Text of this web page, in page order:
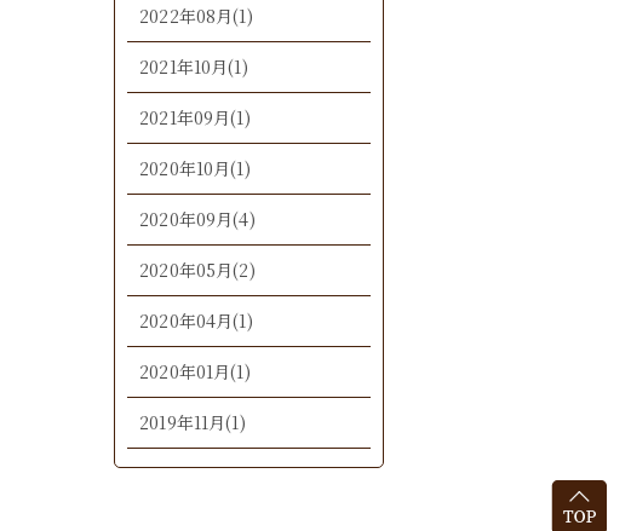
2022年08月(1)
2021年10月(1)
2021年09月(1)
2020年10月(1)
2020年09月(4)
2020年05月(2)
2020年04月(1)
2020年01月(1)
2019年11月(1)